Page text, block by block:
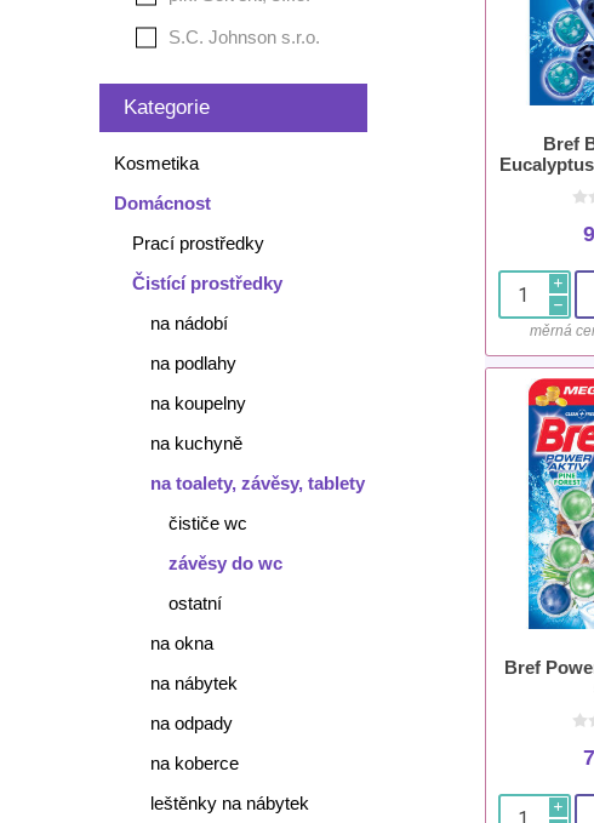
Bref
i
h
měrná
Bref
i
S.C. Johnson s.r.o.
Kategorie
Kosmetika
Domácnost
Prací prostředky
Čistící prostředky
na nádobí
na podlahy
na koupelny
na kuchyně
na toalety, závěsy, tablety
čističe wc
závěsy do wc
ostatní
na okna
na nábytek
na odpady
na koberce
leštěnky na nábytek